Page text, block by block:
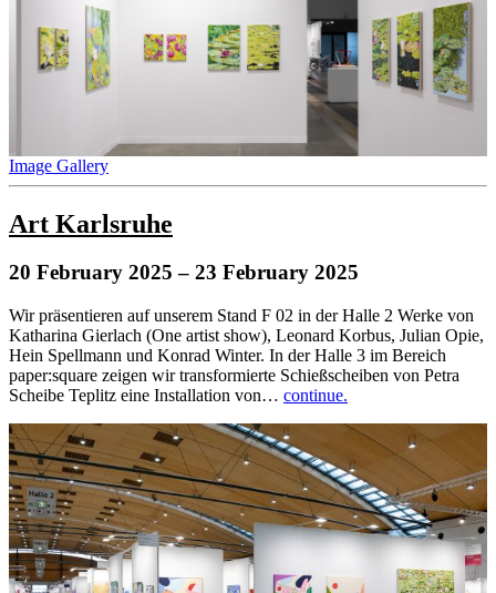
Image Gallery
Art Karlsruhe
20 February 2025 – 23 February 2025
Wir präsentieren auf unserem Stand F 02 in der Halle 2 Werke von
Katharina Gierlach (One artist show), Leonard Korbus, Julian Opie,
Hein Spellmann und Konrad Winter. In der Halle 3 im Bereich
paper:square zeigen wir transformierte Schießscheiben von Petra
Scheibe Teplitz eine Installation von… continue.